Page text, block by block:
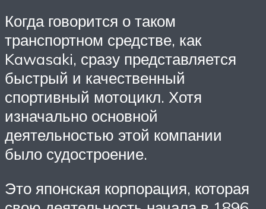
Когда говорится о таком
транспортном средстве, как
Kawasaki, сразу представляется
быстрый и качественный
спортивный мотоцикл. Хотя
изначально основной
деятельностью этой компании
было судостроение.
Это японская корпорация, которая